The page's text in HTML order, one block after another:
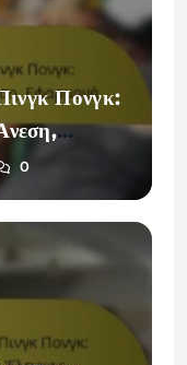
Πονγκ:
0